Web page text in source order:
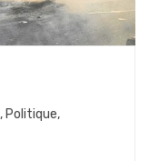
, Politique,